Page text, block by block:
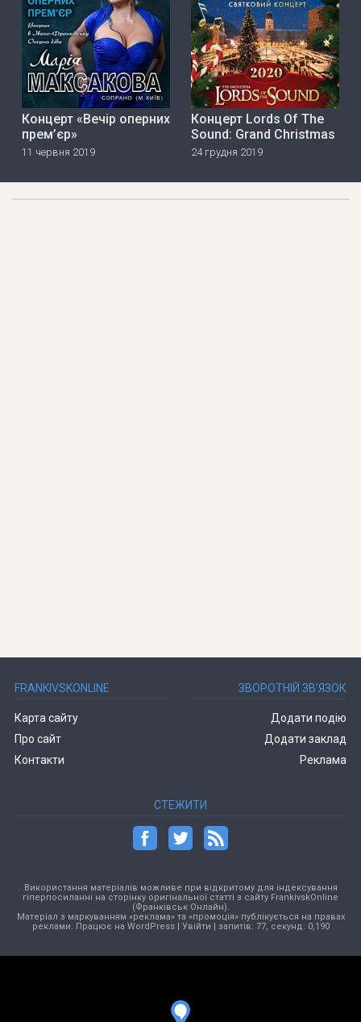
Концерт «Вечір оперних
прем’єр»
11 червня 2019
Концерт Lords Of The
Sound: Grand Christmas
24 грудня 2019
FRANKIVSKONLINE
Карта сайту
Про сайт
Контакти
ЗВОРОТНІЙ ЗВ’ЯЗОК
Додати подію
Додати заклад
Реклама
СТЕЖИТИ
Використання матеріалів можливе при відкритому для індексування
гіперпосиланні на сторінку оригінальної статті з сайту FrankivskOnline
(Франківськ Онлайн).
Матеріал з маркуванням «реклама» та «промоція» публікується на правах
реклами. Працює на WordPress| Увійти | запитів: 77, секунд: 0,190